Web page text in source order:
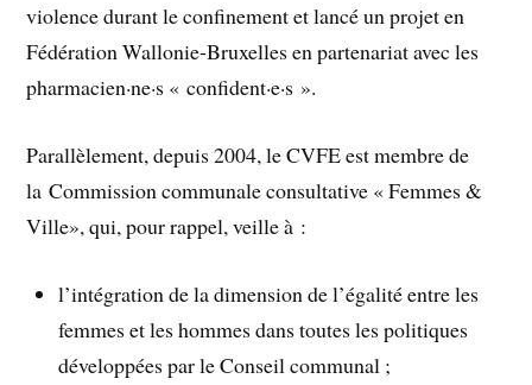
violence durant le confinement et lancé un projet en
Fédération Wallonie-Bruxelles en partenariat avec les
pharmacien·ne·s « confident·e·s ».
Parallèlement, depuis 2004, le CVFE est membre de
la Commission communale consultative « Femmes &
Ville», qui, pour rappel, veille à :
l’intégration de la dimension de l’égalité entre les
femmes et les hommes dans toutes les politiques
développées par le Conseil communal ;